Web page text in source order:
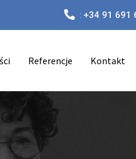
: +34 91 691
Referencje Kontakt